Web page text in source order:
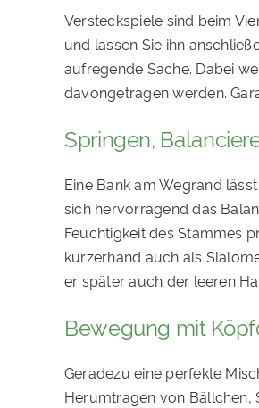
Versteckspiele sind beim
und lassen Sie ihn
aufregende Sache. Dabei
davongetragen werden.
Springen,
Eine Bank am Wegrand
sich hervorragend das
Feuchtigkeit des Stammes
kurzerhand auch als
er später auch der leeren
Bewegung mit
Geradezu eine perfekte
Herumtragen von Bällchen,